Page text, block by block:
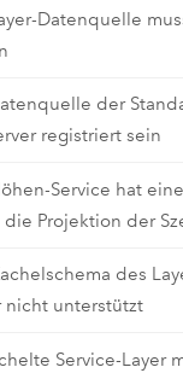
Datenquelle
der
registriert sein
Service hat
die Projektion der
des
nicht unterstützt
Service-Layer